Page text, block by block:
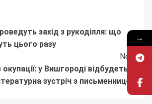
захід з рукоділля: що
цього разу
Next
окупації: у Вишгороді відбудеться
зустріч з письменницею
→